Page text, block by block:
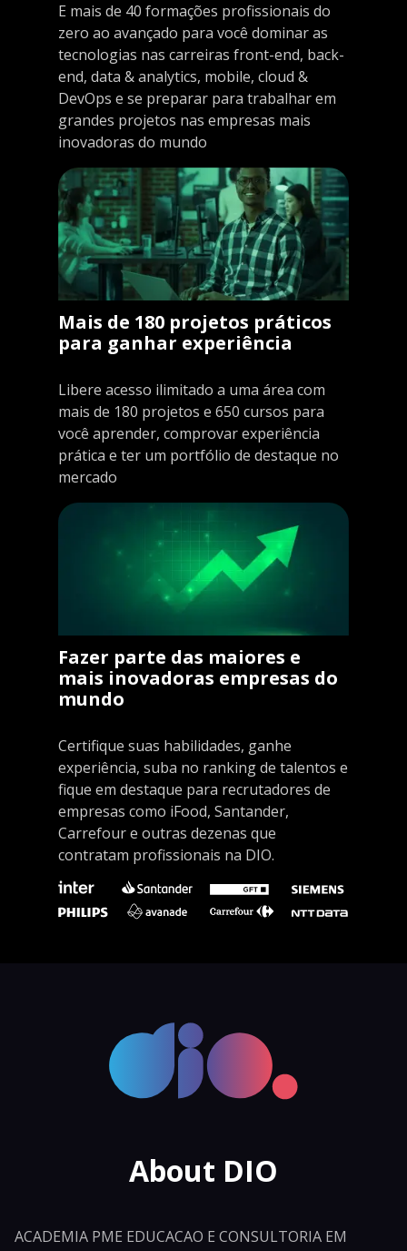
E mais de 40 formações profissionais do
zero ao avançado para você dominar as
tecnologias nas carreiras front-end, back-
end, data & analytics, mobile, cloud &
DevOps e se preparar para trabalhar em
grandes projetos nas empresas mais
inovadoras do mundo
Mais de 180 projetos práticos
para ganhar experiência
Libere acesso ilimitado a uma área com
mais de 180 projetos e 650 cursos para
você aprender, comprovar experiência
prática e ter um portfólio de destaque no
mercado
Fazer parte das maiores e
mais inovadoras empresas do
mundo
Certifique suas habilidades, ganhe
experiência, suba no ranking de talentos e
fique em destaque para recrutadores de
empresas como iFood, Santander,
Carrefour e outras dezenas que
contratam profissionais na DIO.
About DIO
ACADEMIA PME EDUCACAO E CONSULTORIA EM